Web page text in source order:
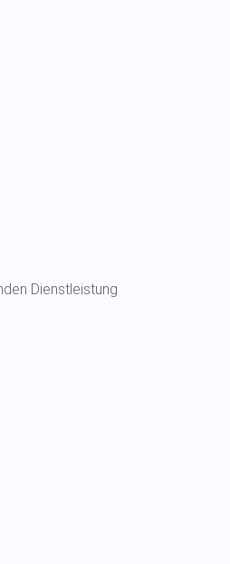
Dienstleistung